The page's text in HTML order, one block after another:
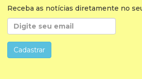
Receba as notícias diretamente no